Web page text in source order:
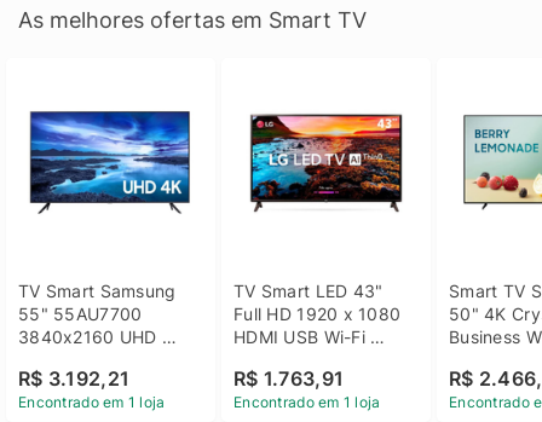
As melhores ofertas em Smart TV
TV Smart Samsung
55" 55AU7700
3840x2160 UHD
Bluetooth
R$ 3.192,21
Encontrado em 1 loja
TV Smart LED 43"
Full HD 1920 x 1080
HDMI USB Wi-Fi
43LM631C0SB LG
R$ 1.763,91
Encontrado em 1 loja
Smart TV
50" 4K
Business
R$
Encontrado